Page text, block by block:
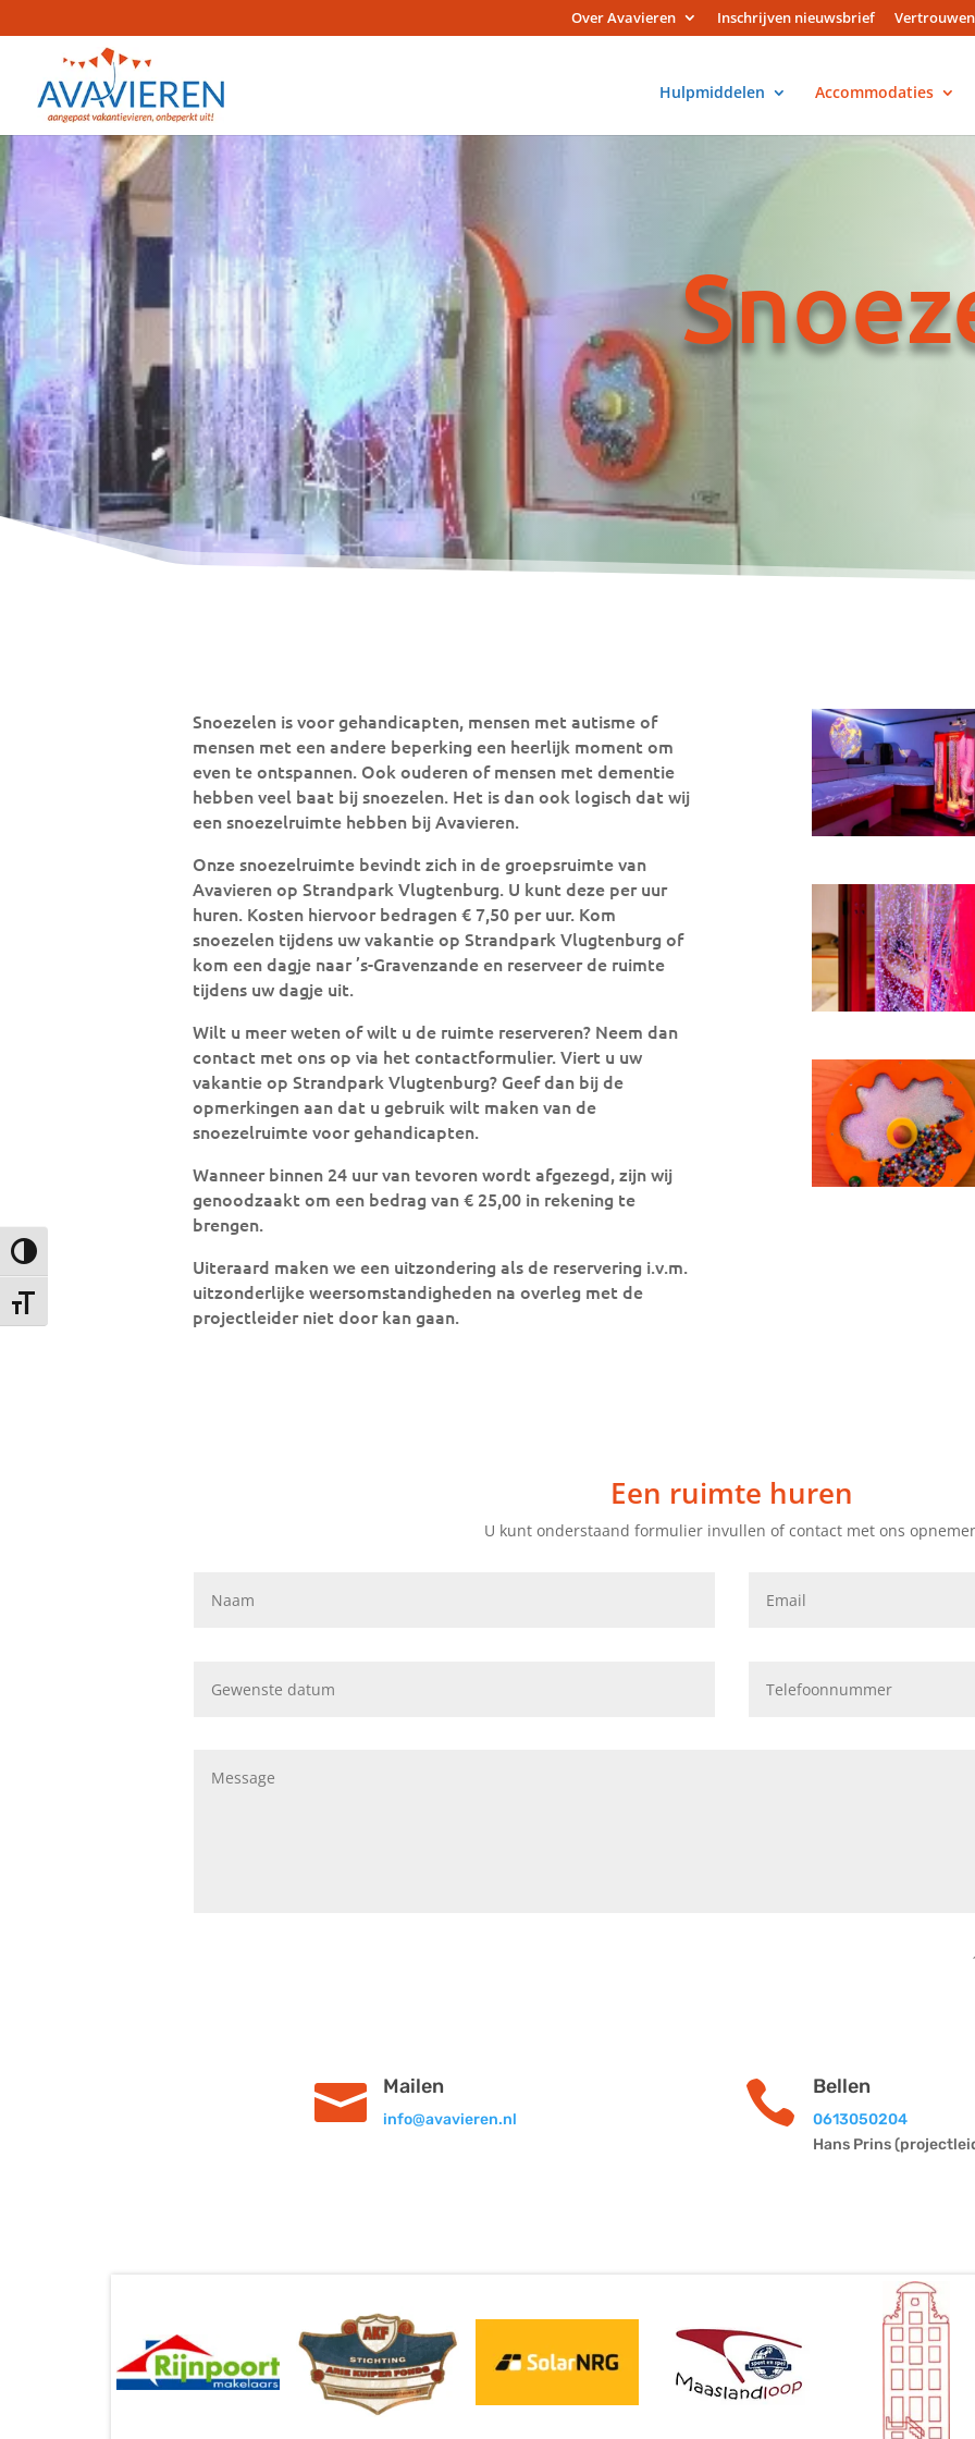
Keuze voor hoog contrast
Kies grootte van het lettertype
Over Avavieren Inschrijven nieuwsbrief
Hulpmiddelen Accommodaties
Snoezelen is voor gehandicapten, mensen met autisme of
mensen met een andere beperking een heerlijk moment om
even te ontspannen. Ook ouderen of mensen met dementie
hebben veel baat bij snoezelen. Het is dan ook logisch dat wij
een snoezelruimte hebben bij Avavieren.
Onze snoezelruimte bevindt zich in de groepsruimte van
Avavieren op Strandpark Vlugtenburg. U kunt deze per uur
huren. Kosten hiervoor bedragen € 7,50 per uur. Kom
snoezelen tijdens uw vakantie op Strandpark Vlugtenburg of
kom een dagje naar ’s-Gravenzande en reserveer de ruimte
tijdens uw dagje uit.
Wilt u meer weten of wilt u de ruimte reserveren? Neem dan
contact met ons op via het contactformulier. Viert u uw
vakantie op Strandpark Vlugtenburg? Geef dan bij de
opmerkingen aan dat u gebruik wilt maken van de
snoezelruimte voor gehandicapten.
Wanneer binnen 24 uur van tevoren wordt afgezegd, zijn wij
genoodzaakt om een bedrag van € 25,00 in rekening te
brengen.
Uiteraard maken we een uitzondering als de reservering i.v.m.
uitzonderlijke weersomstandigheden na overleg met de
projectleider niet door kan gaan.
Een ruimte huren
U kunt onderstaand formulier invullen of contact met ons
 Mailen
info@avavieren.nl  Bellen
0613050204
Hans Prins